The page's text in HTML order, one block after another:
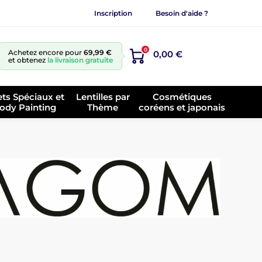
Inscription Besoin d'aide ?
Achetez encore pour 69,99 €
et obtenez la livraison gratuite
0 0,00 €
Spéciaux et
Painting
Lentilles par
Thème
Cosmétiques
coréens et japonais